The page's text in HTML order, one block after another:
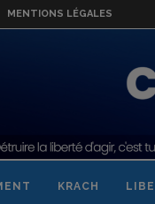
MENTIONS LÉGALES
KRACH